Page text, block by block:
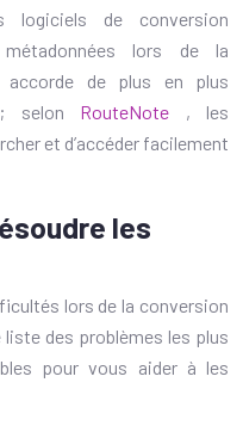
logiciels de conversion
lors de la
accorde de plus en plus
selon RouteNote , les
et d’accéder facilement
les
lors de la conversion
liste des problèmes les plus
pour vous aider à les